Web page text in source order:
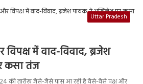
Uttar Pradesh
में वाद-विवाद, ब्रजेश
कसा तंज